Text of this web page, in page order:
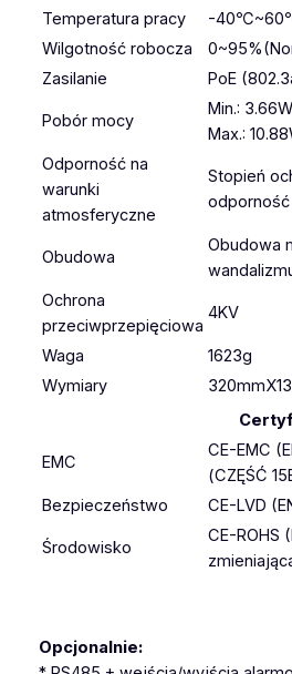
Temperatura pracy
-
Wilgotność robocza
Zasilanie
PoE
Pobór mocy
Min.:
Max.:
Odporność na
warunki
atmosferyczne
Stopień
Obudowa
Obudowa
Ochrona
przeciwprzepięciowa
4KV
Waga
1623g
Wymiary
EMC
CE-EMC
(CZĘŚĆ
Bezpieczeństwo
CE-LVD
Środowisko
CE-ROHS
Opcjonalnie: